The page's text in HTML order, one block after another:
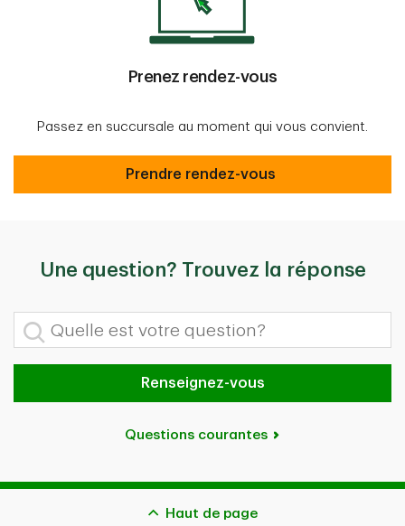
Prenez rendez-vous
Passez en succursale au moment qui vous convient.
Prendre rendez-vous
Prendre rendez-vous
Une question? Trouvez la réponse
Quelle est votre question?
Renseignez-vous
Questions courantes
Haut de page